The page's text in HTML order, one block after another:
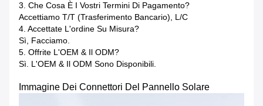
3. Che Cosa È I Vostri Termini Di Pagamento?
Accettiamo T/T (trasferimento Bancario), L/C
4. Accettate L'ordine Su Misura?
Sì, Facciamo.
5. Offrite L'OEM & Il ODM?
Sì. L'OEM & Il ODM Sono Disponibili.
Immagine Dei Connettori Del Pannello Solare